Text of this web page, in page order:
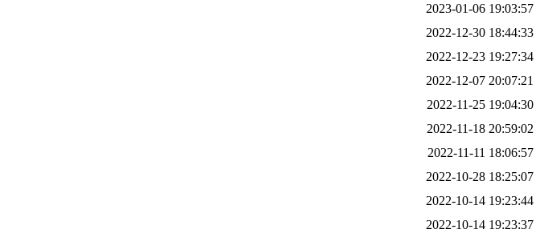
2023-01-06 19:03:57
2022-12-30 18:44:33
2022-12-23 19:27:34
2022-12-07 20:07:21
2022-11-25 19:04:30
2022-11-18 20:59:02
2022-11-11 18:06:57
2022-10-28 18:25:07
2022-10-14 19:23:44
2022-10-14 19:23:37